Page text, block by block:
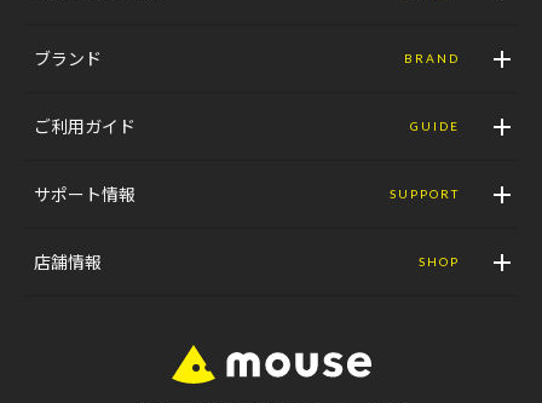
ブランド BRAND
ご利用ガイド GUIDE
サポート情報 SUPPORT
店舗情報 SHOP